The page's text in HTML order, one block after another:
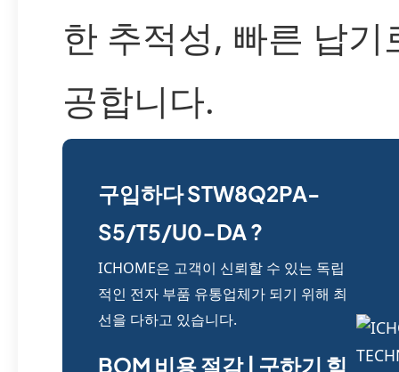
한 추적성, 빠른 납기
공합니다.
구입하다 STW8Q2PA-
S5/T5/U0-DA ?
ICHOME은 고객이 신뢰할 수 있는 독립
적인 전자 부품 유통업체가 되기 위해 최
선을 다하고 있습니다.
BOM 비용 절감 | 구하기 힘